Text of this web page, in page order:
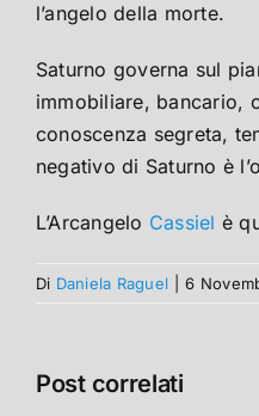
l’angelo della morte.
Saturno governa sul
immobiliare, bancario,
conoscenza segreta,
negativo di Saturno è
L’Arcangelo Cassiel è
Di Daniela Raguel 6
Post correlati